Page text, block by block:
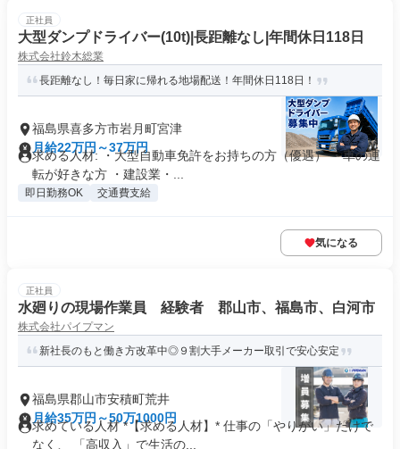
正社員
大型ダンプドライバー(10t)|長距離なし|年間休日118日
株式会社鈴木総業
長距離なし！毎日家に帰れる地場配送！年間休日118日！
福島県喜多方市岩月町宮津
月給22万円～37万円
求める人材: ・大型自動車免許をお持ちの方（優遇） ・車の運
転が好きな方 ・建設業・...
即日勤務OK 交通費支給
気になる
正社員
水廻りの現場作業員 経験者 郡山市、福島市、白河市
株式会社パイプマン
新社長のもと働き方改革中◎９割大手メーカー取引で安心安定
福島県郡山市安積町荒井
月給35万円～50万1000円
求めている人材 *【求める人材】* 仕事の「やりがい」だけで
なく、 「高収入」で生活の...